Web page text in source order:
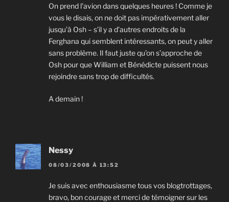
On prend l’avion dans quelques heures ! Comme je
vous le disais, on ne doit pas impérativement aller
jusqu’à Osh – s’il y a d’autres endroits de la
Ferghana qui semblent intéressants, on peut y aller
sans problème. Il faut juste qu’on s’approche de
Osh pour que William et Bénédicte puissent nous
rejoindre sans trop de difficultés.
A demain !
Nessy
08/03/2008 À 13:52
Je suis avec enthousiasme tous vos blogtrottages,
bravo, bon courage et merci de témoigner sur les